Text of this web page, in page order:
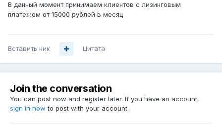
В данный момент принимаем клиентов с лизинговым
платежом от 15000 рублей в месяц
Вставить ник Цитата
Join the conversation
You can post now and register later. If you have an account,
sign in now to post with your account.